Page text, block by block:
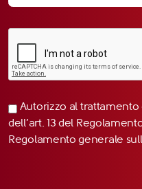
Autorizzo al trattamento
dell’art. 13 del
Regolamento generale